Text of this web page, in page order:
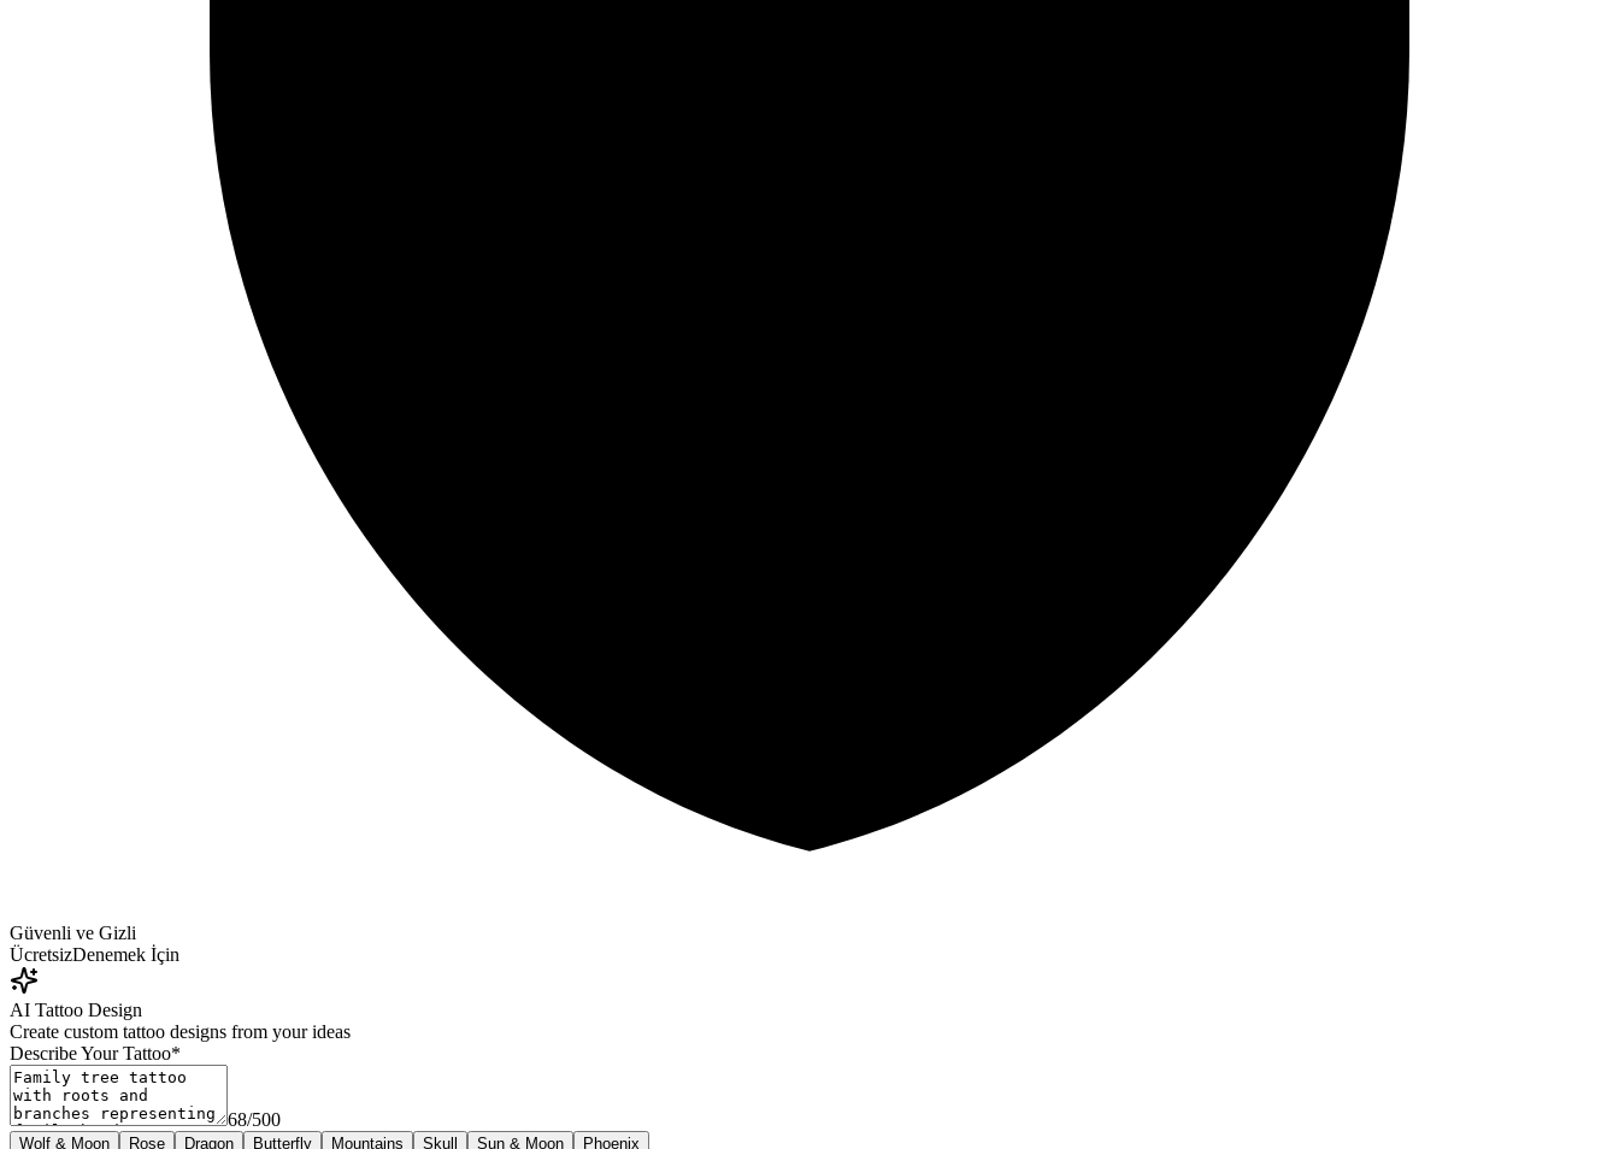
Güvenli ve Gizli
ÜcretsizDenemek İçin
AI Tattoo Design
Create custom tattoo designs from your ideas
Describe Your Tattoo*
68/500
Wolf & Moon Rose Dragon Butterfly Mountains Skull Sun & Moon Phoenix